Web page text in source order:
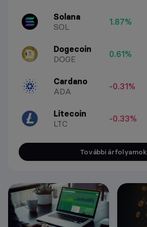
Solana
SOL
1.87%
Dogecoin
DOGE
0.61%
Cardano
ADA
-0.31%
Litecoin
LTC
-0.33%
További árfolyamok